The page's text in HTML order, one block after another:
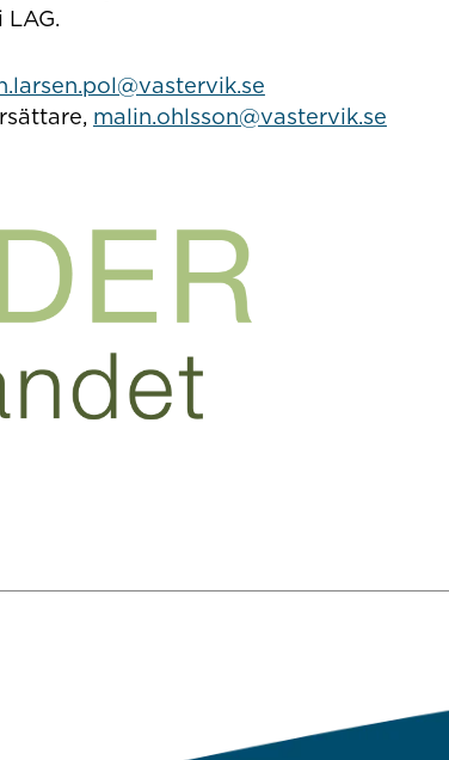
malin.ohlsson@vastervik.se